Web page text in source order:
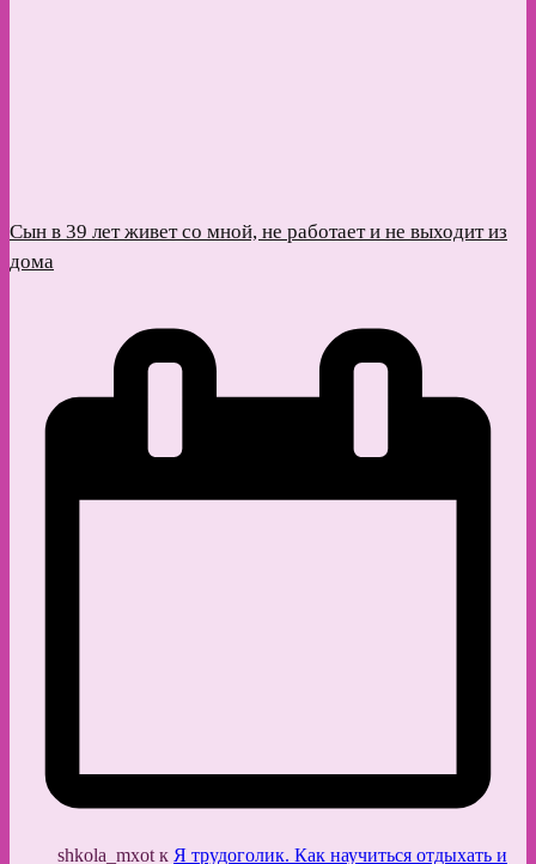
Сын в 39 лет живет со мной, не работает и не выходит из
дома
shkola_mxot к Я трудоголик. Как научиться отдыхать и